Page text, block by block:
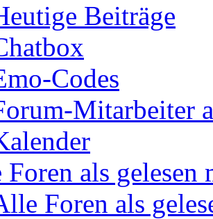
Beiträge
Codes
Mitarbeiter
Foren als gelesen
Foren als